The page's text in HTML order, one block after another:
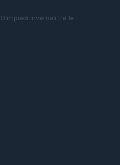
invernali tra le